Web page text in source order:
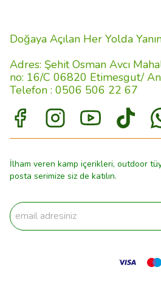
Doğaya Açılan Her Yolda
Adres: Şehit Osman Avcı
no: 16/C 06820 Etimesgut/
Telefon : 0506 506 22 67
İlham veren kamp içerikleri, outdoor
posta serimize siz de katılın.